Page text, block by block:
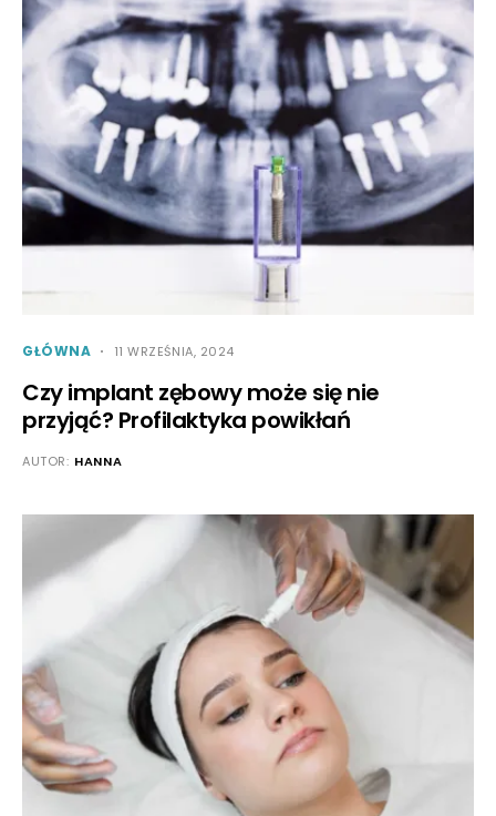
GŁÓWNA 11 WRZEŚNIA, 2024
Czy implant zębowy może się nie
przyjąć? Profilaktyka powikłań
AUTOR: HANNA